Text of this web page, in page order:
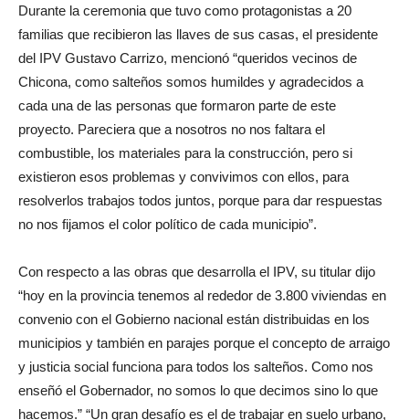
Durante la ceremonia que tuvo como protagonistas a 20
familias que recibieron las llaves de sus casas, el presidente
del IPV Gustavo Carrizo, mencionó “queridos vecinos de
Chicona, como salteños somos humildes y agradecidos a
cada una de las personas que formaron parte de este
proyecto. Pareciera que a nosotros no nos faltara el
combustible, los materiales para la construcción, pero si
existieron esos problemas y convivimos con ellos, para
resolverlos trabajos todos juntos, porque para dar respuestas
no nos fijamos el color político de cada municipio”.
Con respecto a las obras que desarrolla el IPV, su titular dijo
“hoy en la provincia tenemos al rededor de 3.800 viviendas en
convenio con el Gobierno nacional están distribuidas en los
municipios y también en parajes porque el concepto de arraigo
y justicia social funciona para todos los salteños. Como nos
enseñó el Gobernador, no somos lo que decimos sino lo que
hacemos.” “Un gran desafío es el de trabajar en suelo urbano,